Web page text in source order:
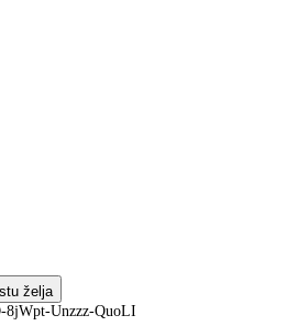
želja
8jWpt-Unzzz-QuoLI